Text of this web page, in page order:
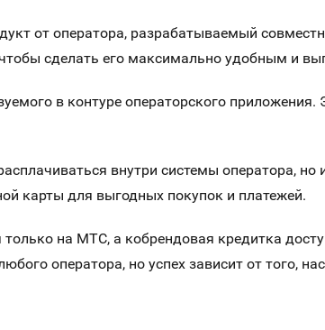
от оператора, разрабатываемый
сделать его максимально удобным и
в контуре операторского
внутри системы оператора, но
карты для выгодных покупок и платежей.
на МТС, а кобрендовая кредитка
оператора, но успех зависит от того,